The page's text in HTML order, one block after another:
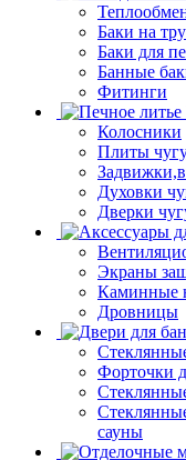
Баки на
Баки для
Банные
Фитинги
Колосники
Плиты
Духовки
Дверки
Экраны
Каминные
Дровницы
Форточки
сауны